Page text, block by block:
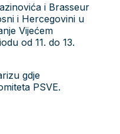
i Brasseur
i Hercegovini u
Vijećem
od 11. do 13.
gdje
PSVE.